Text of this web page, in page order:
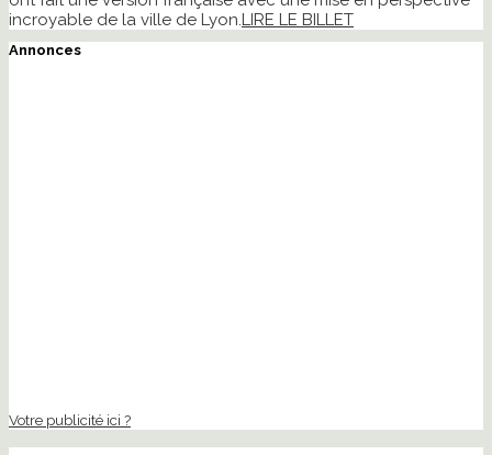
incroyable de la ville de Lyon.LIRE LE BILLET
Annonces
Votre publicité ici ?